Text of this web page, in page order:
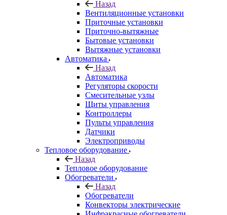
Назад
Вентиляционные установки
Приточные установки
Приточно-вытяжные
Бытовые установки
Вытяжные установки
Автоматика
Назад
Автоматика
Регуляторы скорости
Смесительные узлы
Щиты управления
Контроллеры
Пульты управления
Датчики
Электроприводы
Тепловое оборудование
Назад
Тепловое оборудование
Обогреватели
Назад
Обогреватели
Конвекторы электрические